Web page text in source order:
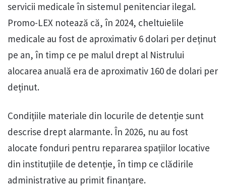
servicii medicale în sistemul penitenciar ilegal.
Promo-LEX notează că, în 2024, cheltuielile
medicale au fost de aproximativ 6 dolari per deținut
pe an, în timp ce pe malul drept al Nistrului
alocarea anuală era de aproximativ 160 de dolari per
deținut.
Condițiile materiale din locurile de detenție sunt
descrise drept alarmante. În 2026, nu au fost
alocate fonduri pentru repararea spațiilor locative
din instituțiile de detenție, în timp ce clădirile
administrative au primit finanțare.